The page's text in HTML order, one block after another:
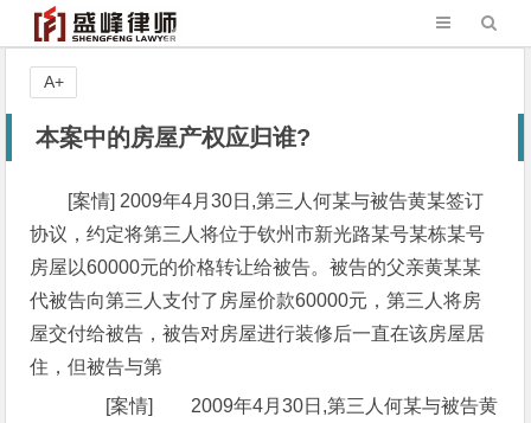
本案中的房屋产权应归谁?
[案情] 2009年4月30日,第三人何某与被告黄某签订
协议，约定将第三人将位于钦州市新光路某号某栋某号
房屋以60000元的价格转让给被告。被告的父亲黄某某
代被告向第三人支付了房屋价款60000元，第三人将房
屋交付给被告，被告对房屋进行装修后一直在该房屋居
住，但被告与第
[案情] 2009年4月30日,第三人何某与被告黄
A+